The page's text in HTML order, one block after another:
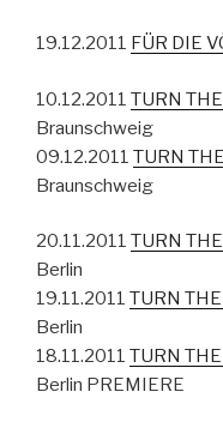
19.12.2011 FÜR DIE
10.12.2011 TURN
Braunschweig
09.12.2011 TURN
Braunschweig
20.11.2011 TURN
Berlin
19.11.2011 TURN
Berlin
18.11.2011 TURN
Berlin PREMIERE